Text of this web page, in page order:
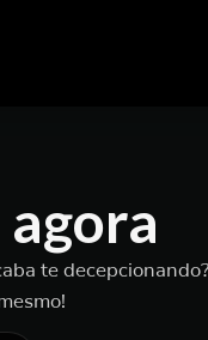
te decepcionando?